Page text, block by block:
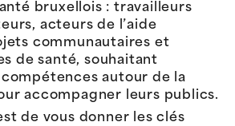
bruxellois : travailleurs
acteurs de l’aide
communautaires et
de santé, souhaitant
autour de la
accompagner leurs publics.
de vous donner les clés